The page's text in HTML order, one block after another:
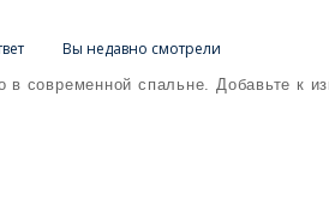
Вы недавно смотрели
современной спальне. Добавьте к